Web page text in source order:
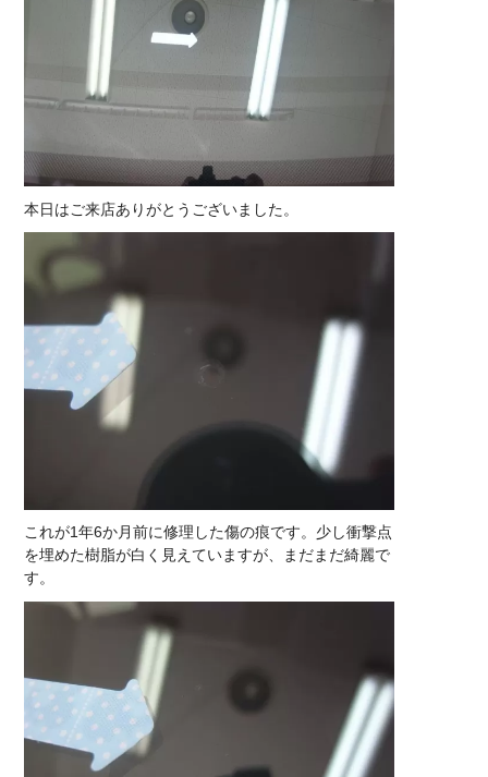
本日はご来店ありがとうございました。
これが1年6か月前に修理した傷の痕です。少し衝撃点
を埋めた樹脂が白く見えていますが、まだまだ綺麗で
す。